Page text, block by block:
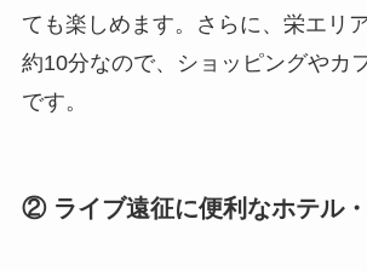
ても楽しめます。さらに、栄エリ
約10分なので、ショッピングやカ
です。
② ライブ遠征に便利なホテル